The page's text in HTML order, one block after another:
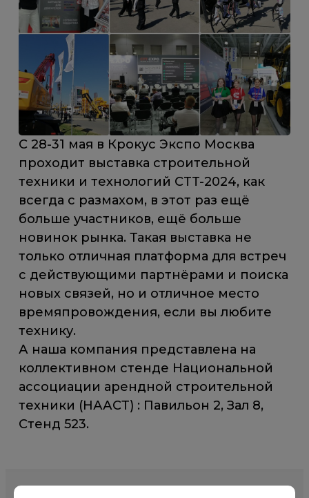
С 28-31 мая в Крокус Экспо Москва
проходит выставка строительной
техники и технологий CTT-2024, как
всегда с размахом, в этот раз ещё
больше участников, ещё больше
новинок рынка. Такая выставка не
только отличная платформа для встреч
с действующими партнёрами и поиска
новых связей, но и отличное место
времяпровождения, если вы любите
технику.
А наша компания представлена на
коллективном стенде Национальной
ассоциации арендной строительной
техники (НААСТ) : Павильон 2, Зал 8,
Стенд 523.